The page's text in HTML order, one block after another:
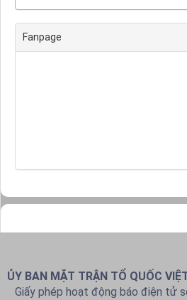
Fanpage
ỦY BAN MẶT TRẬN TỔ QUỐC
Giấy phép hoạt động báo điện tử